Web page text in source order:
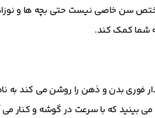
سن خاصی نیست حتی بچه ها و
شما کمک کند.
بدن و ذهن را روشن می کند به
می بینید که با سرعت در گوشه و کنار